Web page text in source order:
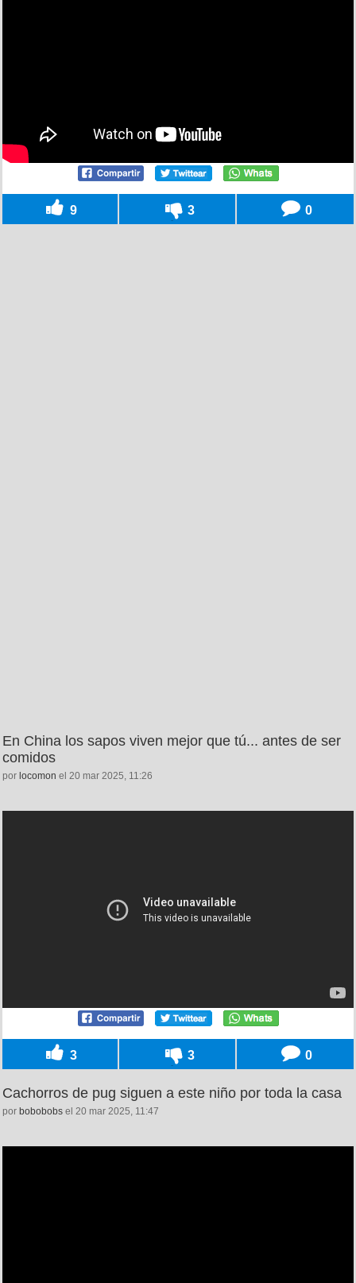
9 3 0
En China los sapos viven mejor que tú... antes de ser
comidos
por locomon el 20 mar 2025, 11:26
3 3 0
Cachorros de pug siguen a este niño por toda la casa
por bobobobs el 20 mar 2025, 11:47